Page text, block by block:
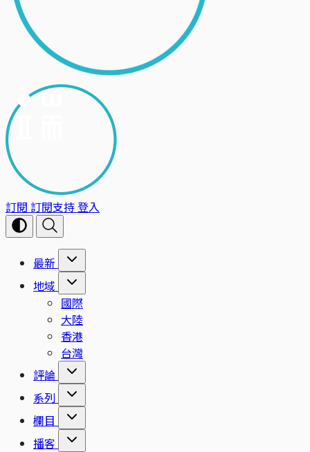
訂閱 訂閱支持登入
最新
地域
國際
大陸
香港
台灣
評論
系列
欄目
播客